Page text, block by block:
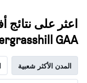
اعثر على
GAA
المدن الأكثر شعبية